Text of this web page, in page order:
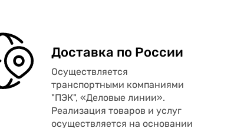
Доставка по России
Осуществляется
транспортными компаниями
"ПЭК", «Деловые линии».
Реализация товаров и услуг
осуществляется на основании